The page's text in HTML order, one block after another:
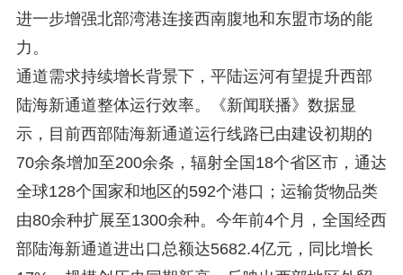
进一步增强北部湾港连接西南腹地和东盟市场的能
力。
通道需求持续增长背景下，平陆运河有望提升西部
陆海新通道整体运行效率。《新闻联播》数据显
示，目前西部陆海新通道运行线路已由建设初期的
70余条增加至200余条，辐射全国18个省区市，通达
全球128个国家和地区的592个港口；运输货物品类
由80余种扩展至1300余种。今年前4个月，全国经西
部陆海新通道进出口总额达5682.4亿元，同比增长